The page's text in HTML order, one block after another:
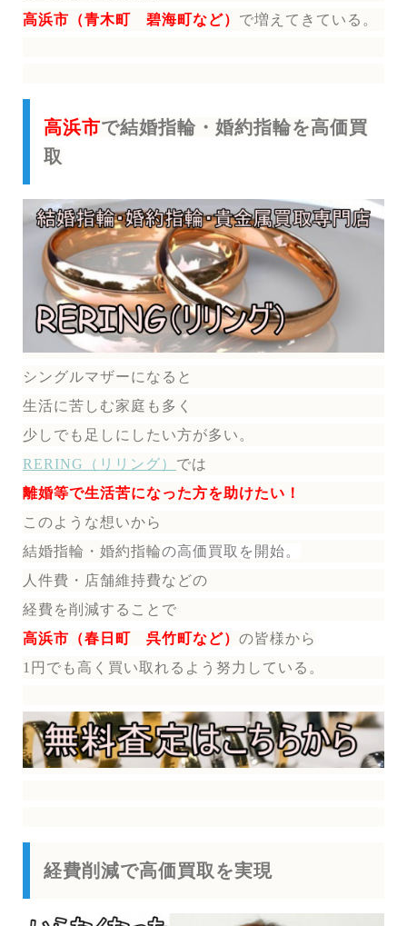
高浜市（青木町 碧海町など） で増えてきている。
高浜市で結婚指輪・婚約指輪を高価買
取
シングルマザーになると
生活に苦しむ家庭も多く
少しでも足しにしたい方が多い。
RERING（リリング） では
離婚等で生活苦になった方を助けたい！
このような想いから
結婚指輪・婚約指輪の高価買取を開始。
人件費・店舗維持費などの
経費を削減することで
高浜市（春日町 呉竹町など） の皆様から
1円でも高く買い取れるよう努力している。
経費削減で高価買取を実現